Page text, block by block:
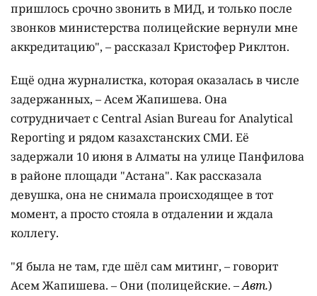
пришлось срочно звонить в МИД, и только после
звонков министерства полицейские вернули мне
аккредитацию", – рассказал Кристофер Риклтон.
Ещё одна журналистка, которая оказалась в числе
задержанных, – Асем Жапишева. Она
сотрудничает с Central Asian Bureau for Analytical
Reporting и рядом казахстанских СМИ. Её
задержали 10июня в Алматы на улице Панфилова
в районе площади "Астана". Как рассказала
девушка, она не снимала происходящее в тот
момент, а просто стояла в отдалении и ждала
коллегу.
"Я была не там, где шёл сам митинг, – говорит
Асем Жапишева. – Они (полицейские. – Авт.)